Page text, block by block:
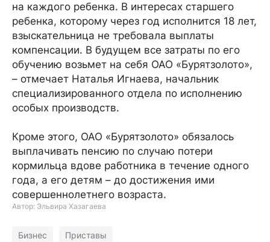
на каждого ребенка. В интересах старшего
ребенка, которому через год исполнится 18 лет,
взыскательница не требовала выплаты
компенсации. В будущем все затраты по его
обучению возьмет на себя ОАО «Бурятзолото»,
– отмечает Наталья Игнаева, начальник
специализированного отдела по исполнению
особых производств.
Кроме этого, ОАО «Бурятзолото» обязалось
выплачивать пенсию по случаю потери
кормильца вдове работника в течение одного
года, а его детям – до достижения ими
совершеннолетнего возраста.
Автор: Эльвира Хазагаева
Бизнес Приставы